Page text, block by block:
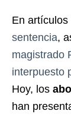
En
sentencia,
magistrado
interpuesto
Hoy, los
han